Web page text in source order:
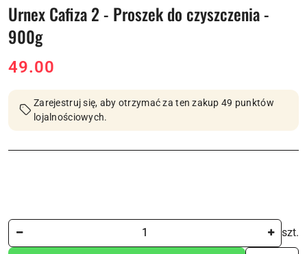
Urnex Cafiza 2 - Proszek do czyszczenia -
900g
cena:
49.00
Zarejestruj się, aby otrzymać za ten zakup 49 punktów
lojalnościowych.
szt.